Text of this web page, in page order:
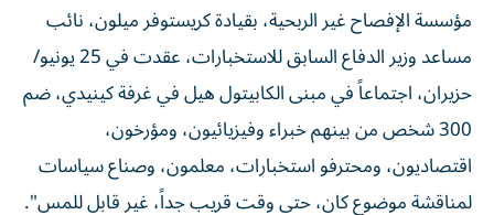
مؤسسة الإفصاح غير الربحية، بقيادة كريستوفر ميلون، نائب
مساعد وزير الدفاع السابق للاستخبارات، عقدت في 25 يونيو/
حزيران، اجتماعاً في مبنى الكابيتول هيل في غرفة كينيدي، ضم
300 شخص من بينهم خبراء وفيزيائيون، ومؤرخون،
اقتصاديون، ومحترفو استخبارات، معلمون، وصناع سياسات
لمناقشة موضوع كان، حتى وقت قريب جداً، غير قابل للمس".